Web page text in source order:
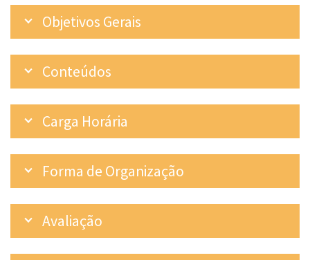
Objetivos Gerais
Conteúdos
Carga Horária
Forma de Organização
Avaliação